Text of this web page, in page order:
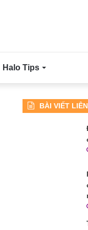
Halo Tips
BÀI VIẾT